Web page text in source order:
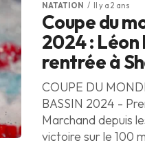
NATATION Il y a 2 ans
Coupe du
2024 :
rentrée à
COUPE DU
BASSIN 2024 -
Marchand depuis
victoire sur le 100